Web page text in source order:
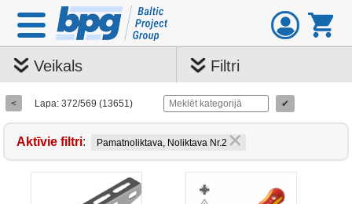
Veikals Filtri
< Lapa: 372/569 (13651) ✔
Aktīvie filtri: Pamatnoliktava, Noliktava Nr.2